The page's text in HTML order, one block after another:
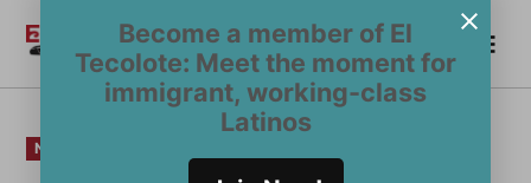
Become a member of El
Tecolote: Meet the moment for
immigrant, working-class
Latinos
contenido
El
Tecolote
Become a Member
PUBLICADO
EN
NOTICIAS